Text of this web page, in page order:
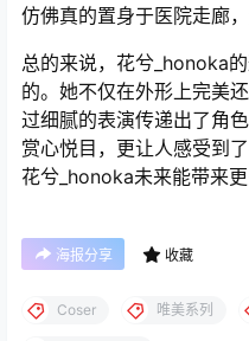
仿佛真的置身于医院走廊
总的来说，花兮_honoka
的。她不仅在外形上完美
过细腻的表演传递出了角
赏心悦目，更让人感受到
花兮_honoka未来能带来更
海报分享 收藏
Coser 唯美系列